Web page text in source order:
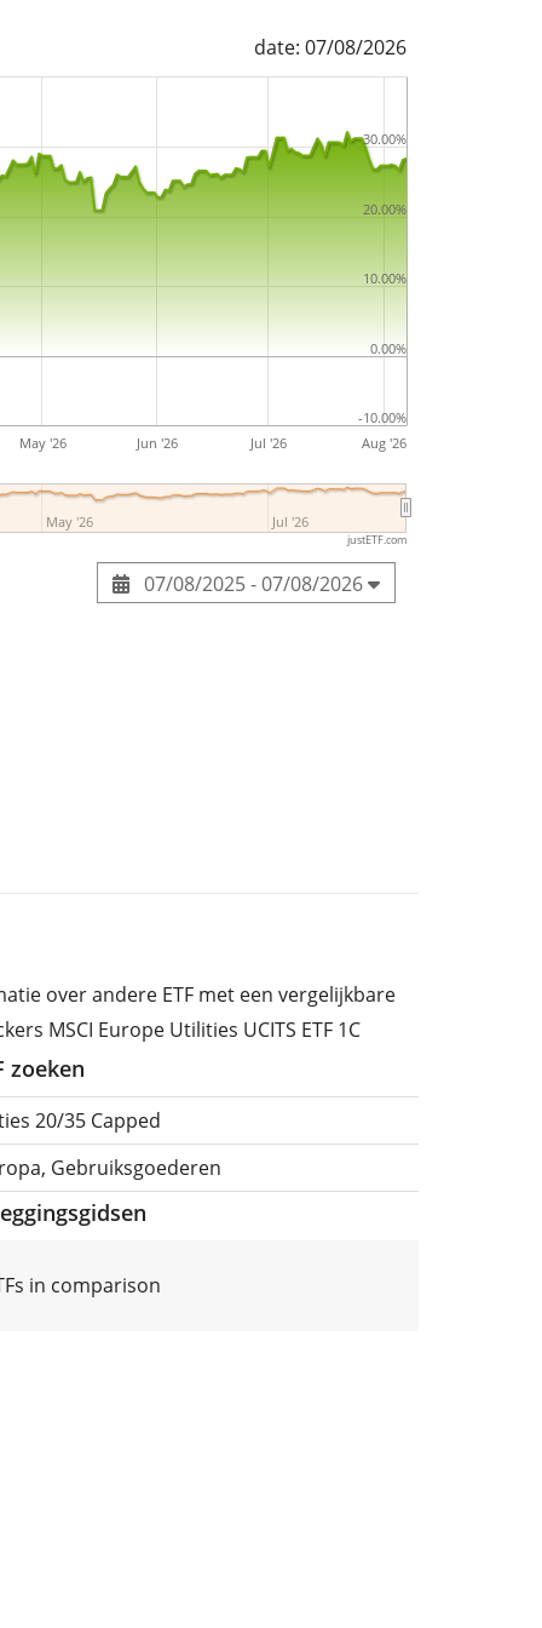
date: 07/08/2026
May '26 Jun '26 Jul '26 Aug '26
May '26 Jul '26
-10.00%
0.00%
10.00%
20.00%
30.00%
justETF.com
07/08/2025 - 07/08/2026
over andere ETF met een vergelijkbare
MSCI Europe Utilities UCITS ETF 1C
zoeken
20/35 Capped
Gebruiksgoederen
in comparison